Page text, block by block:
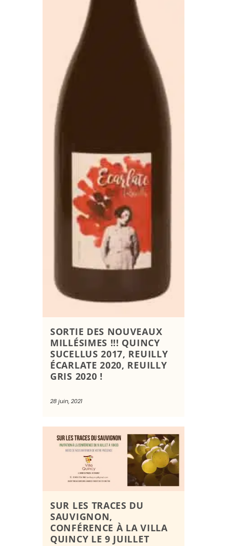
SORTIE DES NOUVEAUX
MILLÉSIMES !!! QUINCY
SUCELLUS 2017, REUILLY
ÉCARLATE 2020, REUILLY
GRIS 2020 !
28 juin, 2021
SUR LES TRACES DU
SAUVIGNON,
CONFÉRENCE À LA VILLA
QUINCY LE 9 JUILLET